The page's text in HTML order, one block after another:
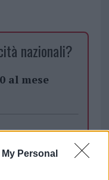
Personal
nazionali?
al mese
nella